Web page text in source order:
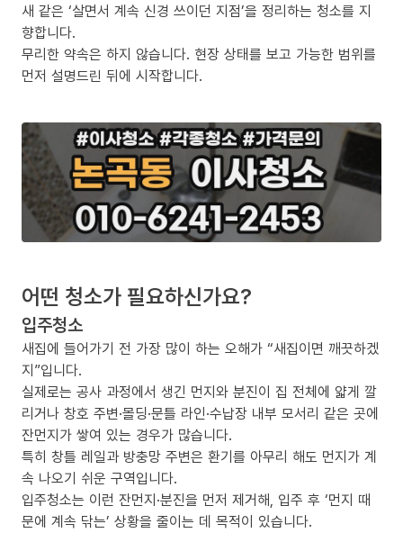
새 같은 ‘살면서 계속 신경 쓰이던 지점’을 정리하는 청소를 지
향합니다.
무리한 약속은 하지 않습니다. 현장 상태를 보고 가능한 범위를
먼저 설명드린 뒤에 시작합니다.
어떤 청소가 필요하신가요?
입주청소
새집에 들어가기 전 가장 많이 하는 오해가 “새집이면 깨끗하겠
지”입니다.
실제로는 공사 과정에서 생긴 먼지와 분진이 집 전체에 얇게 깔
리거나 창호 주변·몰딩·문틀 라인·수납장 내부 모서리 같은 곳에
잔먼지가 쌓여 있는 경우가 많습니다.
특히 창틀 레일과 방충망 주변은 환기를 아무리 해도 먼지가 계
속 나오기 쉬운 구역입니다.
입주청소는 이런 잔먼지·분진을 먼저 제거해, 입주 후 ‘먼지 때
문에 계속 닦는’ 상황을 줄이는 데 목적이 있습니다.